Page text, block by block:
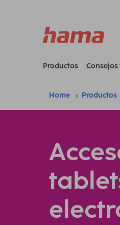
Productos
Home Productos